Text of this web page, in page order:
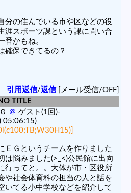
分の住んでいる市や区などの役
涯スポーツ課という課に問い合
番かもね。
確保できてるの？
引用返信/返信[メール受信/OFF]
TITLE
＠ ゲスト(1回)-
05:06:15)
ＥＧというチームを作りました
は悩みました(>_<)公民館に出向
行ってと。。大体が市・区役所
や社会体育科の担当の人と話を
いてる小中学校などを紹介して